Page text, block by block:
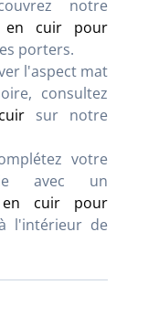
notre
en cuir pour
porters.
l'aspect mat
consultez
sur notre
votre
avec un
en cuir pour
l'intérieur de